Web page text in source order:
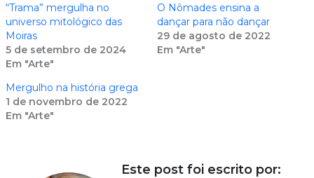
“Trama” mergulha no
universo mitológico das
Moiras
5 de setembro de 2024
Em "Arte"
O Nômades ensina a
dançar para não dançar
29 de agosto de 2022
Em "Arte"
Mergulho na história grega
1 de novembro de 2022
Em "Arte"
Este post foi escrito por: